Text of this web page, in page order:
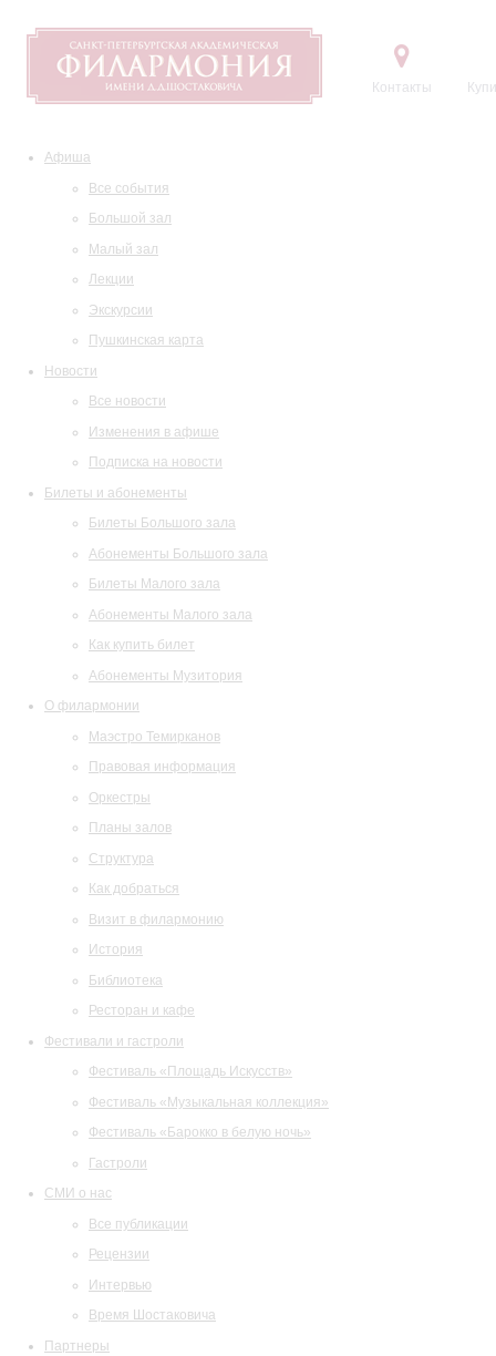
Контакты
Афиша
Все события
Большой зал
Малый зал
Лекции
Экскурсии
Пушкинская карта
Новости
Все новости
Изменения в афише
Подписка на новости
Билеты и абонементы
Билеты Большого зала
Абонементы Большого зала
Билеты Малого зала
Абонементы Малого зала
Как купить билет
Абонементы Музитория
О филармонии
Маэстро Темирканов
Правовая информация
Оркестры
Планы залов
Структура
Как добраться
Визит в филармонию
История
Библиотека
Ресторан и кафе
Фестивали и гастроли
Фестиваль «Площадь Искусств»
Фестиваль «Музыкальная коллекция»
Фестиваль «Барокко в белую ночь»
Гастроли
СМИ о нас
Все публикации
Рецензии
Интервью
Время Шостаковича
Партнеры